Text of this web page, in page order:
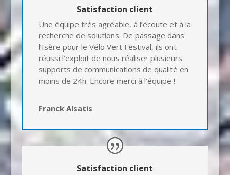
Satisfaction client
Une équipe très agréable, à l’écoute et à la
recherche de solutions. De passage dans
l’Isère pour le Vélo Vert Festival, ils ont
réussi l’exploit de nous réaliser plusieurs
supports de communications de qualité en
moins de 24h. Encore merci à l’équipe !
Franck Alsatis
Satisfaction client